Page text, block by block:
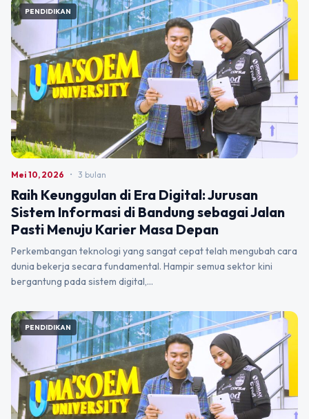
PENDIDIKAN
Mei 10, 2026 • 3 bulan
Raih Keunggulan di Era Digital: Jurusan
Sistem Informasi di Bandung sebagai Jalan
Pasti Menuju Karier Masa Depan
Perkembangan teknologi yang sangat cepat telah mengubah cara
dunia bekerja secara fundamental. Hampir semua sektor kini
bergantung pada sistem digital,…
PENDIDIKAN